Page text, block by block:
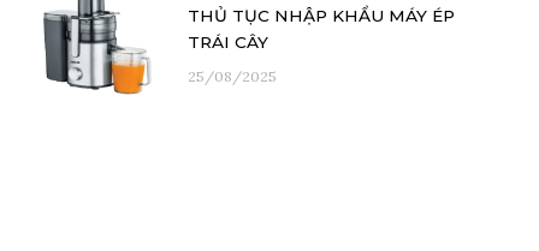
THỦ TỤC NHẬP KHẨU MÁY ÉP
TRÁI CÂY
25/08/2025